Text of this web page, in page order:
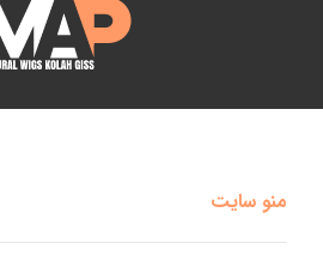
منو سایت